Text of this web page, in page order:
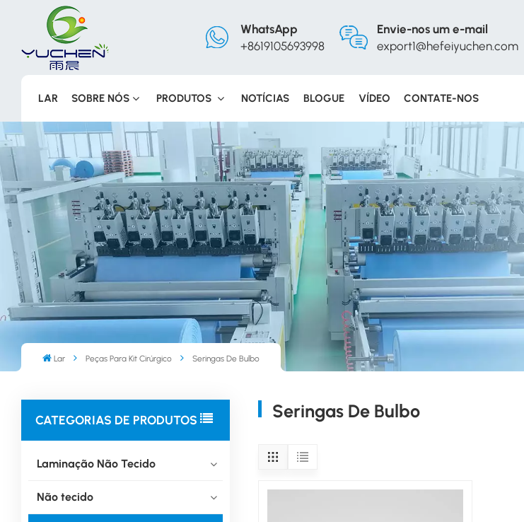
WhatsApp
+8619105693998
Envie-nos um e-mail
export1@hefeiyuchen.com
LAR SOBRE NÓS PRODUTOS NOTÍCIAS BLOGUE VÍDEO CONTATE-NOS
Lar Peças Para Kit Cirúrgico Seringas De Bulbo
CATEGORIAS DE PRODUTOS
Laminação Não Tecido
Não tecido
Seringas De Bulbo